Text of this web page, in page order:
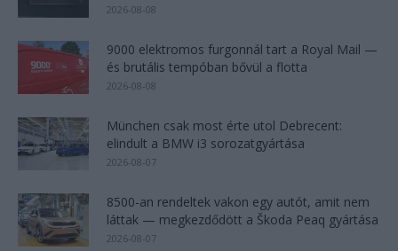
2026-08-08
9000 elektromos furgonnál tart a Royal Mail —
és brutális tempóban bővül a flotta
2026-08-08
München csak most érte utol Debrecent:
elindult a BMW i3 sorozatgyártása
2026-08-07
8500-an rendeltek vakon egy autót, amit nem
láttak — megkezdődött a Škoda Peaq gyártása
2026-08-07